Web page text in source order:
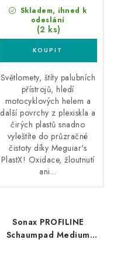
Skladem, ihned k
odeslání
(2 ks)
Světlomety, štíty palubních
přístrojů, hledí
motocyklových helem a
další povrchy z plexiskla a
čirých plastů snadno
vyleštíte do průzračné
čistoty díky Meguiar's
PlastX! Oxidace, žloutnutí
ani...
Sonax PROFILINE
Schaumpad Medium